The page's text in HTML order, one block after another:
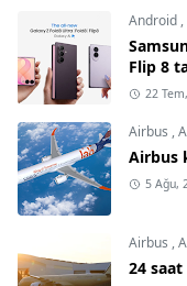
Android ,
Flip 8
22
Airbus ,
Airbus
5 Ağu,
Airbus ,
24